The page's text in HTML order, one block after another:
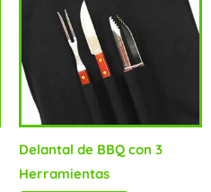
Delantal de BBQ con 3
Herramientas